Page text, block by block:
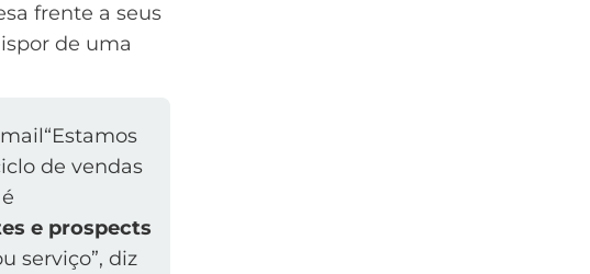
frente a seus
de uma
“Estamos
de vendas
e prospects
serviço”, diz